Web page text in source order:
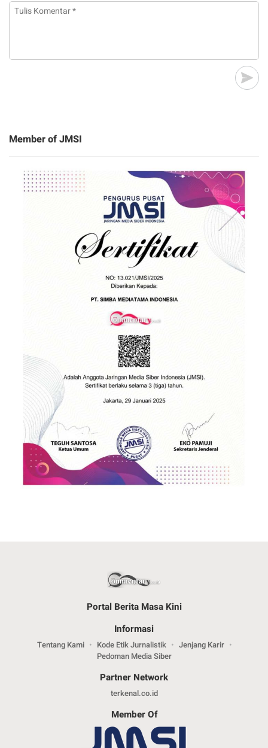
Member of JMSI
Portal Berita Masa Kini
Informasi
Tentang Kami Kode Etik Jurnalistik
Jenjang Karir
Pedoman Media Siber
Partner Network
terkenal.co.id
Member Of